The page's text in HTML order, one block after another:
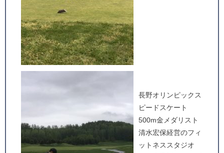
長野オリンピックス
ピードスケート
500m金メダリスト
清水宏保経営のフィ
ットネススタジオ